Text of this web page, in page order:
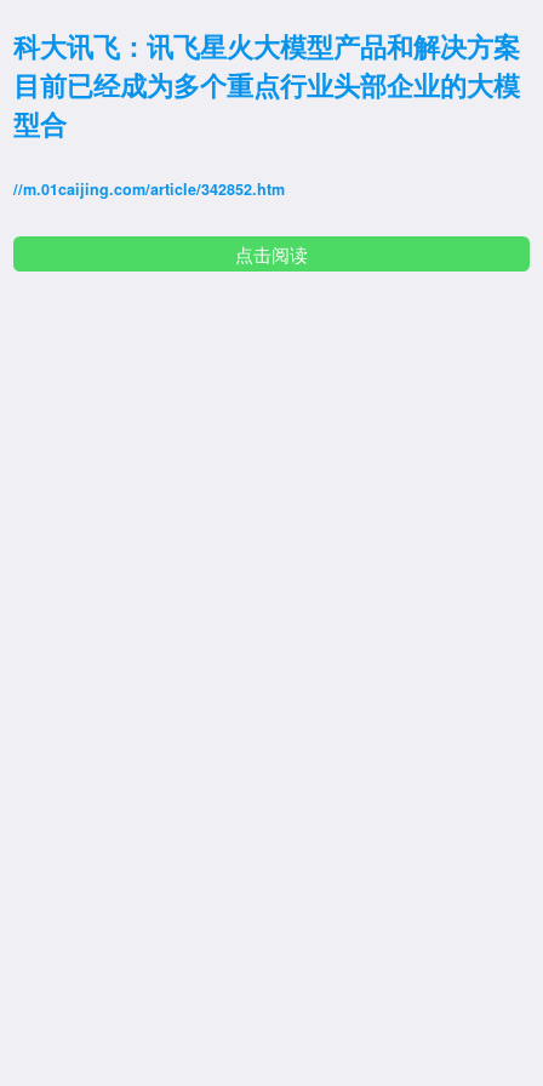
科大讯飞：讯飞星火大模型产品和解决方案
目前已经成为多个重点行业头部企业的大模
型合
//m.01caijing.com/article/342852.htm
点击阅读